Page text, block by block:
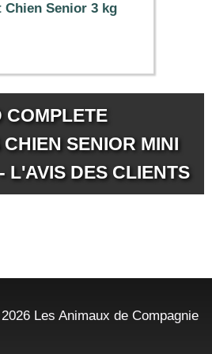
Chien Senior 3 kg
7.00 €
COMPLETE
SENIOR MINI
L'AVIS DES CLIENTS
Les Animaux de Compagnie